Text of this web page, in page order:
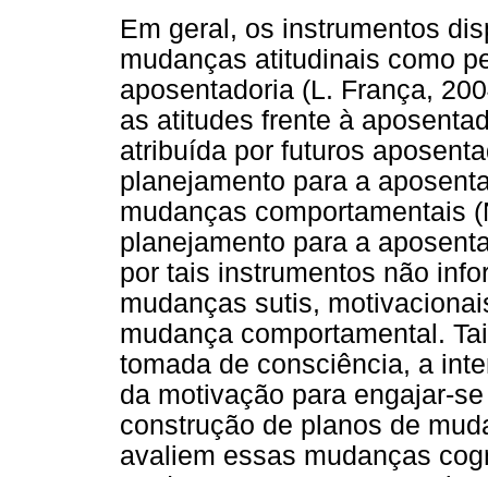
Em geral, os instrumentos
mudanças atitudinais como
aposentadoria (L. França,
as atitudes frente à
atribuída por futuros
planejamento para a
mudanças comportamentais
planejamento para a
por tais instrumentos não
mudanças sutis,
mudança comportamental.
tomada de consciência, a
da motivação para engajar-
construção de planos de
avaliem essas mudanças